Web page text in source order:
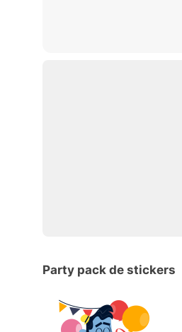
Party pack de stickers